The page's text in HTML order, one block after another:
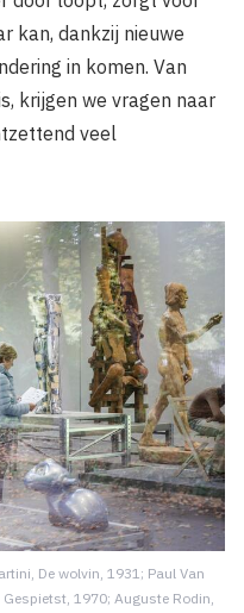
De wolvin, 1931; Paul Van
1970; Auguste Rodin,
kan, dankzij nieuwe
in komen. Van
krijgen we vragen naar
veel